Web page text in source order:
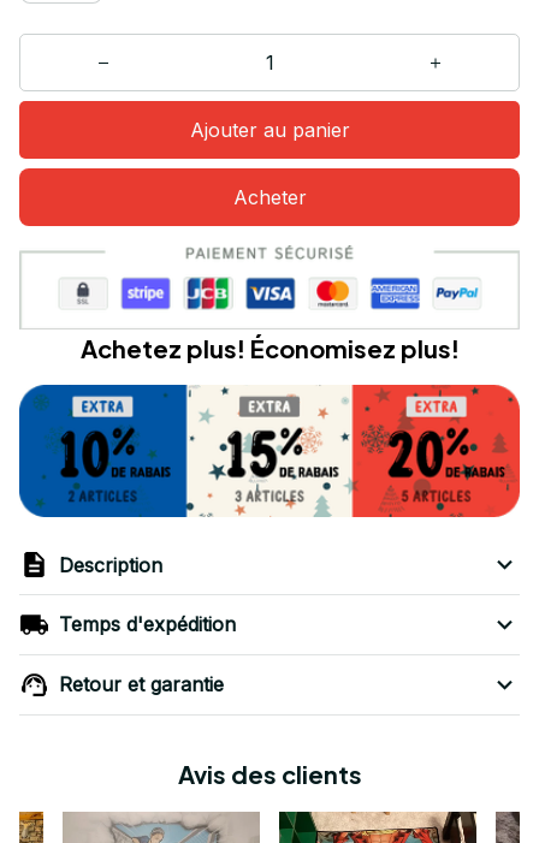
Ajouter au panier
Acheter
Achetez plus! Économisez plus!
Description
Temps d'expédition
Retour et garantie
Avis des clients